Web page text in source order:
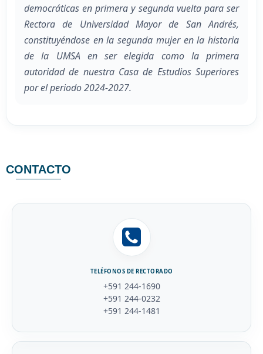
democráticas en primera y segunda vuelta para ser
Rectora de Universidad Mayor de San Andrés,
constituyéndose en la segunda mujer en la historia
de la UMSA en ser elegida como la primera
autoridad de nuestra Casa de Estudios Superiores
por el periodo 2024-2027.
CONTACTO
TELÉFONOS DE RECTORADO
+591 244-1690
+591 244-0232
+591 244-1481